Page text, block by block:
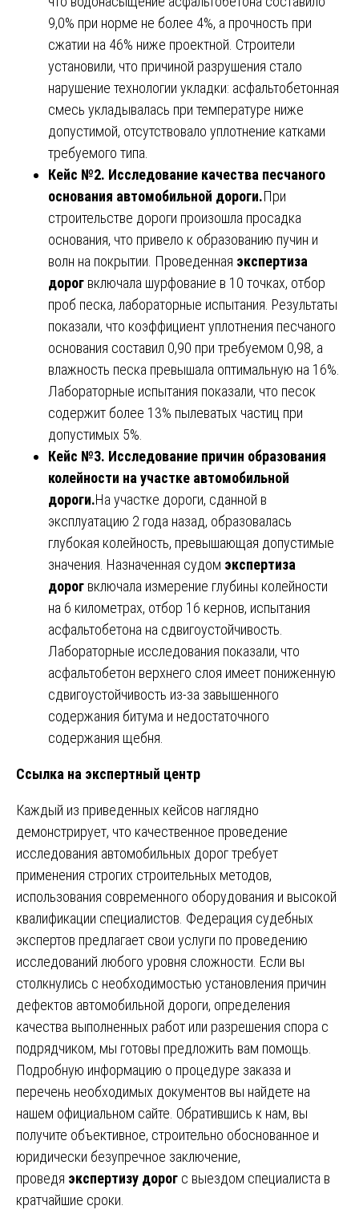
9,0% при норме не более 4%, а прочность при
сжатии на 46% ниже проектной. Строители
установили, что причиной разрушения стало
нарушение технологии укладки: асфальтобетонная
смесь укладывалась при температуре ниже
допустимой, отсутствовало уплотнение катками
требуемого типа.
Кейс №2. Исследование качества песчаного
основания автомобильной дороги.При
строительстве дороги произошла просадка
основания, что привело к образованию пучин и
волн на покрытии. Проведенная экспертиза
дорог включала шурфование в 10 точках, отбор
проб песка, лабораторные испытания. Результаты
показали, что коэффициент уплотнения песчаного
основания составил 0,90 при требуемом 0,98, а
влажность песка превышала оптимальную на 16%.
Лабораторные испытания показали, что песок
содержит более 13% пылеватых частиц при
допустимых 5%.
Кейс №3. Исследование причин образования
колейности на участке автомобильной
дороги.На участке дороги, сданной в
эксплуатацию 2 года назад, образовалась
глубокая колейность, превышающая допустимые
значения. Назначенная судом экспертиза
дорог включала измерение глубины колейности
на 6 километрах, отбор 16 кернов, испытания
асфальтобетона на сдвигоустойчивость.
Лабораторные исследования показали, что
асфальтобетон верхнего слоя имеет пониженную
сдвигоустойчивость из-за завышенного
содержания битума и недостаточного
содержания щебня.
Ссылка на экспертный центр
Каждый из приведенных кейсов наглядно
демонстрирует, что качественное проведение
исследования автомобильных дорог требует
применения строгих строительных методов,
использования современного оборудования и высокой
квалификации специалистов. Федерация судебных
экспертов предлагает свои услуги по проведению
исследований любого уровня сложности. Если вы
столкнулись с необходимостью установления причин
дефектов автомобильной дороги, определения
качества выполненных работ или разрешения спора с
подрядчиком, мы готовы предложить вам помощь.
Подробную информацию о процедуре заказа и
перечень необходимых документов вы найдете на
нашем официальном сайте. Обратившись к нам, вы
получите объективное, строительно обоснованное и
юридически безупречное заключение,
проведя экспертизу дорог с выездом специалиста в
кратчайшие сроки.